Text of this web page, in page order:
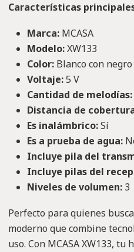
Características
Marca:MCASA
Modelo:XW133
Color:Blanco con negro
Voltaje:5 V
Cantidad de melodías:
Distancia de
Es inalámbrico:Sí
Es a prueba de agua:
Incluye pila del
Incluye pilas del
Niveles de volumen:3
Perfecto para quienes
moderno que combine
uso. Con MCASA XW133,